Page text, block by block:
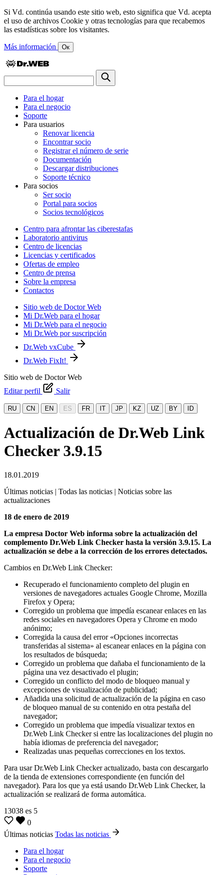
Si Vd. continúa usando este sitio web, esto significa que Vd. acepta
el uso de archivos Cookie y otras tecnologías para que recabemos
las estadísticas sobre los visitantes.
Más información Ок
Para el hogar
Para el negocio
Soporte
Para usuarios
Renovar licencia
Encontrar socio
Registrar el número de serie
Documentación
Descargar distribuciones
Soporte técnico
Para socios
Ser socio
Portal para socios
Socios tecnológicos
Centro para afrontar las ciberestafas
Laboratorio antivirus
Centro de licencias
Licencias y certificados
Ofertas de empleo
Centro de prensa
Sobre la empresa
Contactos
Sitio web de Doctor Web
Mi Dr.Web para el hogar
Mi Dr.Web para el negocio
Mi Dr.Web por suscripción
Dr.Web vxCube
Dr.Web FixIt!
Sitio web de Doctor Web
Editar perfil
Salir
RU CN EN ES FR IT JP KZ UZ BY ID
Actualización de Dr.Web Link
Checker 3.9.15
18.01.2019
Últimas noticias | Todas las noticias | Noticias sobre las
actualizaciones
18 de enero de 2019
La empresa Doctor Web informa sobre la actualización del
complemento Dr.Web Link Checker hasta la versión 3.9.15. La
actualización se debe a la corrección de los errores detectados.
Cambios en Dr.Web Link Checker:
Recuperado el funcionamiento completo del plugin en
versiones de navegadores actuales Google Chrome, Mozilla
Firefox y Opera;
Corregido un problema que impedía escanear enlaces en las
redes sociales en navegadores Opera y Chrome en modo
anónimo;
Corregida la causa del error «Opciones incorrectas
transferidas al sistema» al escanear enlaces en la página con
los resultados de búsqueda;
Corregido un problema que dañaba el funcionamiento de la
página una vez desactivado el plugin;
Corregido un conflicto del modo de bloqueo manual y
excepciones de visualización de publicidad;
Añadida una solicitud de actualización de la página en caso
de bloqueo manual de su contenido en otra pestaña del
navegador;
Corregido un problema que impedía visualizar textos en
Dr.Web Link Checker si entre las localizaciones del plugin no
había idiomas de preferencia del navegador;
Realizadas unas pequeñas correcciones en los textos.
Para usar Dr.Web Link Checker actualizado, basta con descargarlo
de la tienda de extensiones correspondiente (en función del
navegador). Para los que ya está usando Dr.Web Link Checker, la
actualización se realizará de forma automática.
13038 es 5
0
Últimas noticias Todas las noticias
Para el hogar
Para el negocio
Soporte